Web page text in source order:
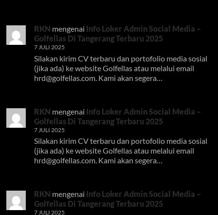
RKN mengenai Info Loker Admin Social Media –
Golfellas Di Tangerang Terbaru 2025
7 JULI 2025
Silakan kirim CV terbaru dan portofolio media sosial
(jika ada) ke website Golfellas atau melalui email
hrd@golfellas.com . Kami akan segera…
RKN mengenai Info Loker Admin Social Media –
Golfellas Di Tangerang Terbaru 2025
7 JULI 2025
Silakan kirim CV terbaru dan portofolio media sosial
(jika ada) ke website Golfellas atau melalui email
hrd@golfellas.com. Kami akan segera…
RKN mengenai Info Loker Admin Social Media –
Golfellas Di Tangerang Terbaru 2025
7 JULI 2025